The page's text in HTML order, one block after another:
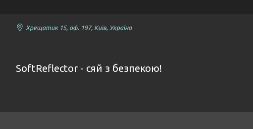
Хрещатик 15, оф. 197, Київ, Україна
SoftReflector - сяй з безпекою!